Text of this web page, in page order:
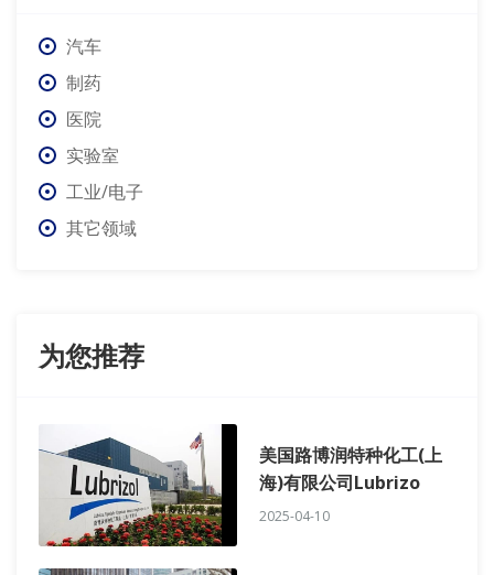
汽车
制药
医院
实验室
工业/电子
其它领域
为您推荐
美国路博润特种化工(上
海)有限公司Lubrizo
2025-04-10